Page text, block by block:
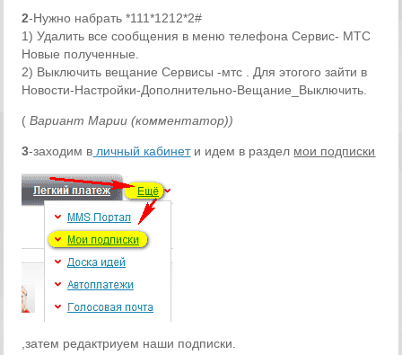
2-Нужно набрать *111*1212*2#
1) Удалить все сообщения в меню телефона Сервис- МТС
Новые полученные.
2) Выключить вещание Сервисы -мтс . Для этогого зайти в
Новости-Настройки-Дополнительно-Вещание_Выключить.
(Вариант Марии (комментатор))
3-заходим в личный кабинети идем в раздел мои подписки
,затем редактриуем наши подписки.